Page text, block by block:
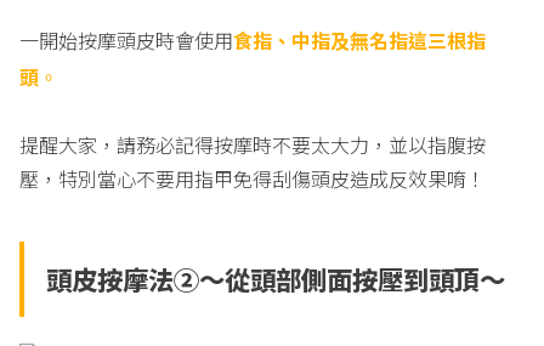
一開始按摩頭皮時會使用食指、中指及無名指這三根指
頭 。
提醒大家，請務必記得按摩時不要太大力，並以指腹按
壓，特別當心不要用指甲免得刮傷頭皮造成反效果唷！
頭皮按摩法②〜從頭部側面按壓到頭頂〜